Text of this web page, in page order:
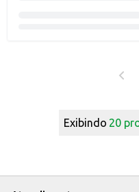
Exibindo 20